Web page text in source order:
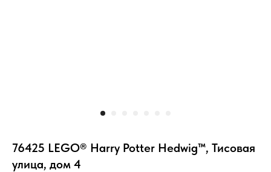
76425 LEGO® Harry Potter Hedwig™, Тисовая
улица, дом 4